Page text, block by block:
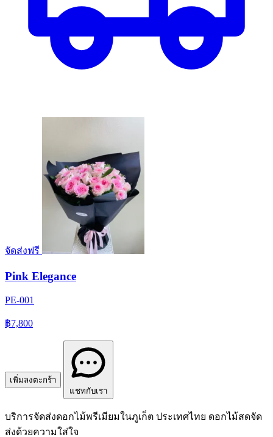
จัดส่งฟรี
Pink Elegance
PE-001
฿7,800
เพิ่มลงตะกร้า
แชทกับเรา
บริการจัดส่งดอกไม้พรีเมียมในภูเก็ต ประเทศไทย ดอกไม้สดจัด
ส่งด้วยความใส่ใจ